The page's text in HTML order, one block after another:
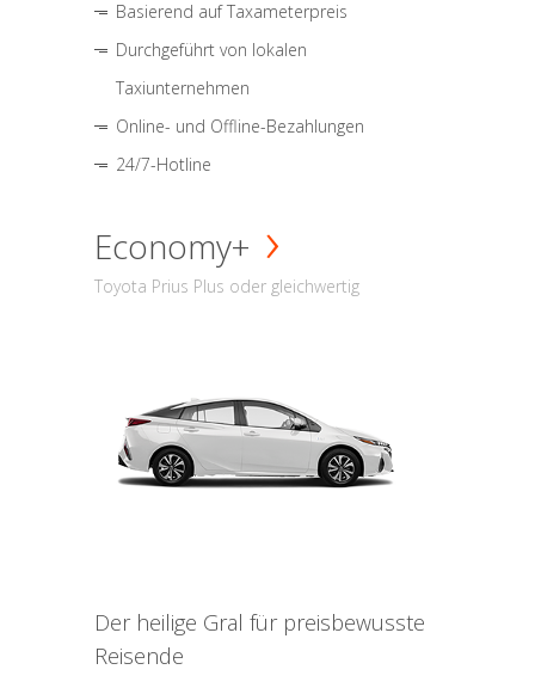
Basierend auf Taxameterpreis
Durchgeführt von lokalen
Taxiunternehmen
Online- und Offline-Bezahlungen
24/7-Hotline
Economy+
Toyota Prius Plus oder gleichwertig
Der heilige Gral für preisbewusste
Reisende